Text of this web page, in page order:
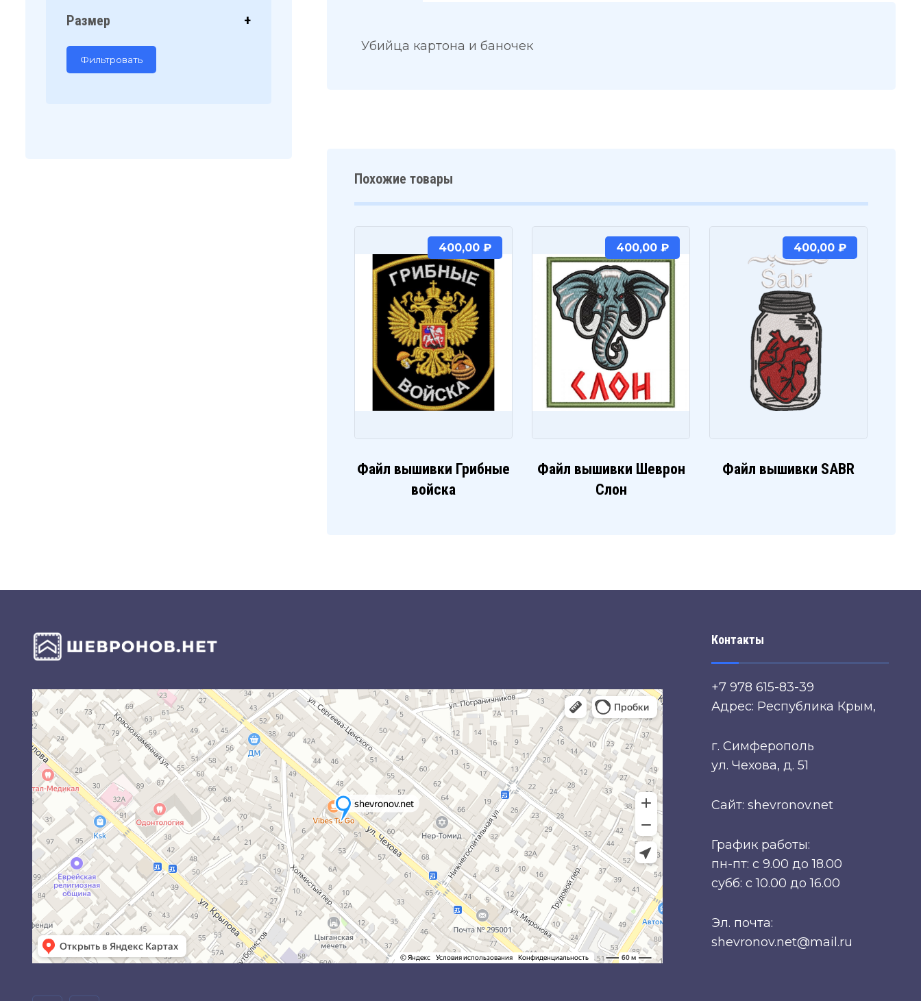
Убийца картона и баночек
Похожие товары
Файл вышивки Грибные
войска
400,00 ₽
Файл вышивки Шеврон
Слон
400,00 ₽
Файл вышивки SABR
400,00 ₽
Размер +
Фильтровать
Контакты
+7 978 615-83-39
Адрес: Республика Крым,
г. Симферополь
ул. Чехова, д. 51
Сайт: shevronov.net
График работы:
пн-пт: с 9.00 до 18.00
субб: с 10.00 до 16.00
Эл. почта:
shevronov.net@mail.ru